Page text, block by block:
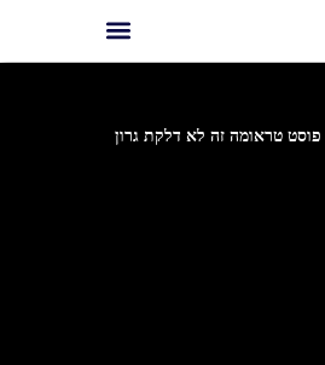
פוסט טראומה זה לא דלקת גרון